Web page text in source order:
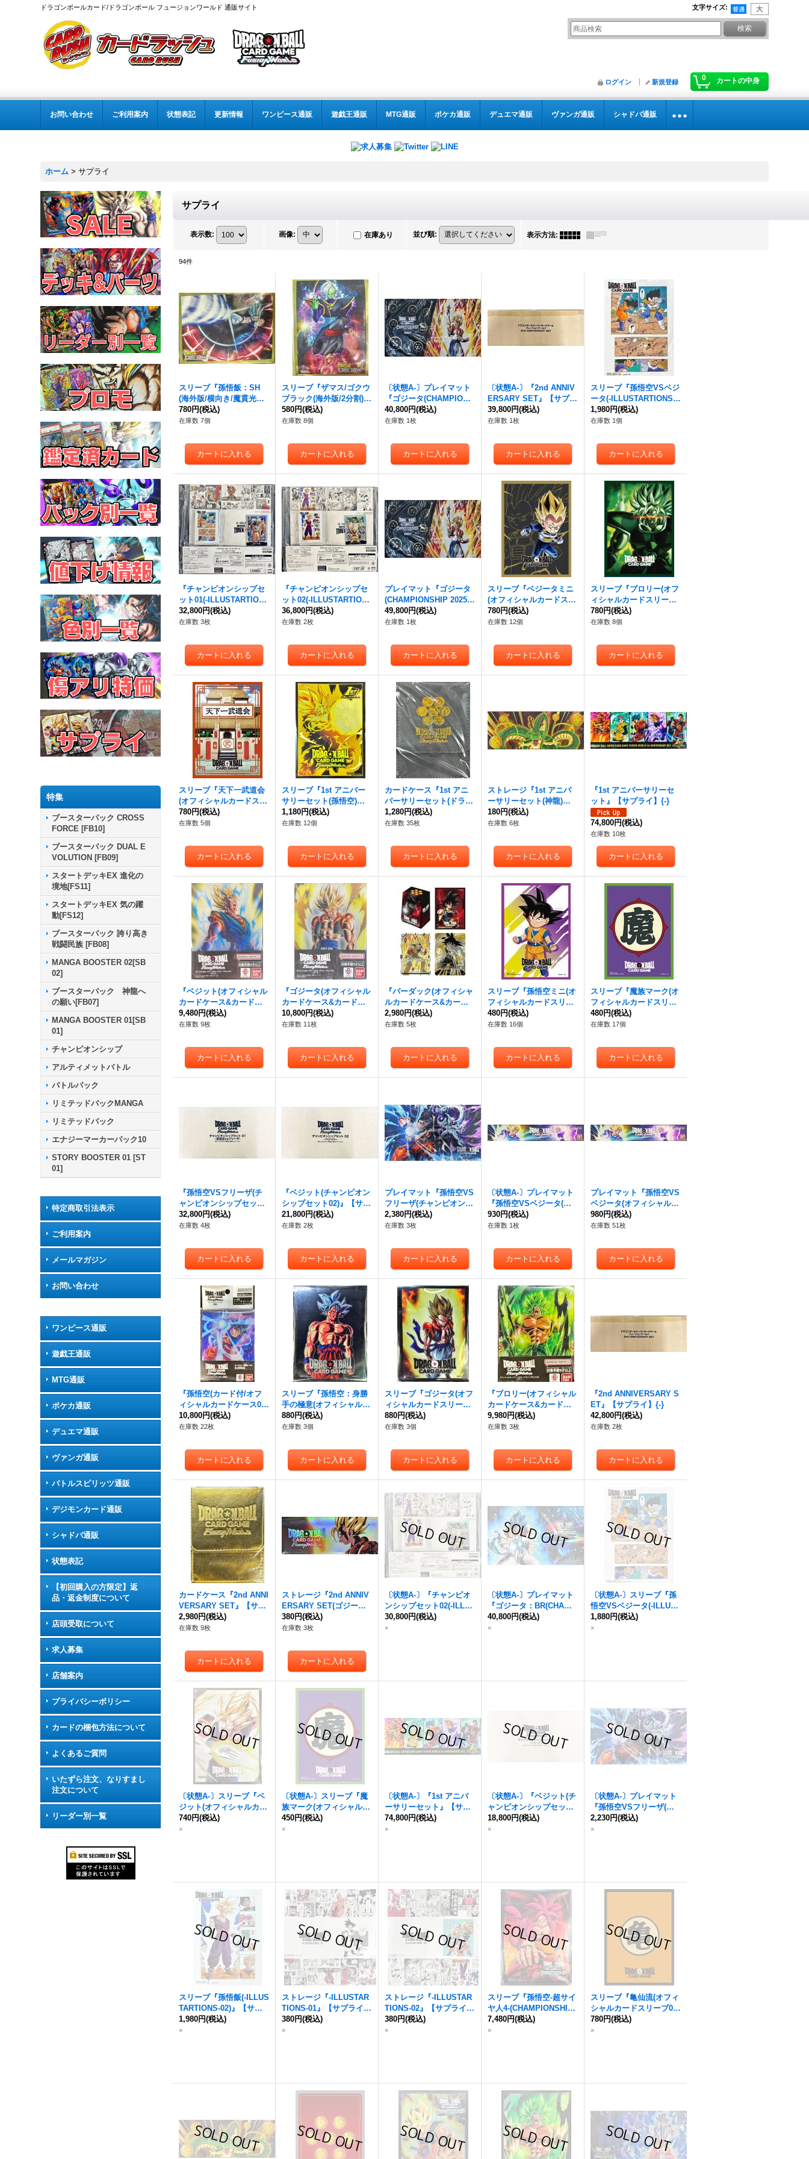
ドラゴンボールカード/ドラゴンボール フュージョンワールド 通販サイト 文字サイズ:
0 カートの中身
ログイン 新規登録
お問い合わせ ご利用案内 状態表記 更新情報 ワンピース通販 遊戯王通販 MTG通販 ポケカ通販 デュエマ通販 ヴァンガ通販 シャドバ通販
ホーム > サプライ
特集
ブースターパック CROSS
FORCE [FB10]
ブースターパック DUAL E
VOLUTION [FB09]
スタートデッキEX 進化の
境地[FS11]
スタートデッキEX 気の躍
動[FS12]
ブースターパック 誇り高き
戦闘民族 [FB08]
MANGA BOOSTER 02[SB
02]
ブースターパック 神龍へ
の願い[FB07]
MANGA BOOSTER 01[SB
01]
チャンピオンシップ
アルティメットバトル
バトルパック
リミテッドパックMANGA
リミテッドパック
エナジーマーカーパック10
STORY BOOSTER 01 [ST
01]
特定商取引法表示
ご利用案内
メールマガジン
お問い合わせ
ワンピース通販
遊戯王通販
MTG通販
ポケカ通販
デュエマ通販
ヴァンガ通販
バトルスピリッツ通販
デジモンカード通販
シャドバ通販
状態表記
【初回購入の方限定】返
品・返金制度について
店頭受取について
求人募集
店舗案内
プライバシーポリシー
カードの梱包方法について
よくあるご質問
いたずら注文、なりすまし
注文について
リーダー別一覧
サプライ
表示数: 画像: 在庫あり 並び順: 表示方法:
94件
スリーブ『孫悟飯：SH
(海外版/横向き/魔貫光殺
砲)』66枚【サプライ】{-}
780円(税込)
在庫数 7個
スリーブ『ザマス/ゴクウ
ブラック(海外版/2分割)』
66枚【サプライ】{-}
580円(税込)
在庫数 8個
〔状態A-〕プレイマット
『ゴジータ(CHAMPIONS
HIP 2025-2026 WAVE
1)』【サプライ】{-}
40,800円(税込)
在庫数 1枚
〔状態A-〕『2nd ANNIV
ERSARY SET』【サプラ
イ】{-}
39,800円(税込)
在庫数 1枚
スリーブ『孫悟空VSベジ
ータ(-ILLUSTARTIONS-0
1)』【サプライ】{-}
1,980円(税込)
在庫数 1個
『チャンピオンシップセ
ット01(-ILLUSTARTION
S-)』【サプライ】{-}
32,800円(税込)
在庫数 3枚
『チャンピオンシップセ
ット02(-ILLUSTARTION
S-)』【サプライ】{-}
36,800円(税込)
在庫数 2枚
プレイマット『ゴジータ
(CHAMPIONSHIP 2025-2
026 WAVE1)』【サプラ
イ】{-}
49,800円(税込)
在庫数 1枚
スリーブ『ベジータミニ
(オフィシャルカードスリ
ーブ03)』【サプライ】{-}
780円(税込)
在庫数 12個
スリーブ『ブロリー(オフ
ィシャルカードスリーブ0
3)』【サプライ】{-}
780円(税込)
在庫数 8個
スリーブ『天下一武道会
(オフィシャルカードスリ
ーブ03)』【サプライ】{-}
780円(税込)
在庫数 5個
スリーブ『1st アニバー
サリーセット(孫悟空)』
【サプライ】{-}
1,180円(税込)
在庫数 12個
カードケース『1st アニ
バーサリーセット(ドラゴ
ンボール)』【サプライ】
{-}
1,280円(税込)
在庫数 35枚
ストレージ『1st アニバ
ーサリーセット(神龍)』
【サプライ】{-}
180円(税込)
在庫数 6枚
『1st アニバーサリーセ
ット』【サプライ】{-}
74,800円(税込)
在庫数 10枚
『ベジット(オフィシャル
カードケース&カードス
リーブセット02)』【サプ
ライ】{-}
9,480円(税込)
在庫数 9枚
『ゴジータ(オフィシャル
カードケース&カードス
リーブセット03)』【サプ
ライ】{-}
10,800円(税込)
在庫数 11枚
『バーダック(オフィシャ
ルカードケース&カード
スリーブセット01)』【サ
プライ】{-}
2,980円(税込)
在庫数 5枚
スリーブ『孫悟空ミニ(オ
フィシャルカードスリー
ブ)』64枚【サプライ】{-}
480円(税込)
在庫数 16個
スリーブ『魔族マーク(オ
フィシャルカードスリー
ブ)』64枚【サプライ】{-}
480円(税込)
在庫数 17個
『孫悟空VSフリーザ(チ
ャンピオンシップセット0
1)』【サプライ】{-}
32,800円(税込)
在庫数 4枚
『ベジット(チャンピオン
シップセット02)』【サプ
ライ】{-}
21,800円(税込)
在庫数 2枚
プレイマット『孫悟空VS
フリーザ(チャンピオンシ
ップセット01)』【サプラ
イ】{-}
2,380円(税込)
在庫数 3枚
〔状態A-〕プレイマット
『孫悟空VSベジータ(オ
フィシャルプレイマット0
1)』【サプライ】{-}
930円(税込)
在庫数 1枚
プレイマット『孫悟空VS
ベジータ(オフィシャルプ
レイマット01)』【サプラ
イ】{-}
980円(税込)
在庫数 51枚
『孫悟空(カード付/オフ
ィシャルカードケース0
1)』【サプライ】{-}
10,800円(税込)
在庫数 22枚
スリーブ『孫悟空：身勝
手の極意(オフィシャルカ
ードスリーブ04)』64枚
【サプライ】{-}
880円(税込)
在庫数 3個
スリーブ『ゴジータ(オフ
ィシャルカードスリーブ0
4)』64枚【サプライ】{-}
880円(税込)
在庫数 3個
『ブロリー(オフィシャル
カードケース&カードス
リーブセット04 )』【サ
プライ】{-}
9,980円(税込)
在庫数 3枚
『2nd ANNIVERSARY S
ET』【サプライ】{-}
42,800円(税込)
在庫数 2枚
カードケース『2nd ANNI
VERSARY SET』【サプ
ライ】{-}
2,980円(税込)
在庫数 9枚
ストレージ『2nd ANNIV
ERSARY SET(ゴジー
タ)』【サプライ】{-}
380円(税込)
在庫数 3枚
〔状態A-〕『チャンピオ
ンシップセット02(-ILLU
STARTIONS-)』【サプラ
イ】{-}
30,800円(税込)
×
〔状態A-〕プレイマット
『ゴジータ：BR(CHAMP
IONSHIP 26-27 WAVE
1)』【サプライ】{-}
40,800円(税込)
×
〔状態A-〕スリーブ『孫
悟空VSベジータ(-ILLUST
ARTIONS-01)』【サプラ
イ】{-}
1,880円(税込)
×
〔状態A-〕スリーブ『ベ
ジット(オフィシャルカー
ドスリーブ02)』64枚【サ
プライ】{-}
740円(税込)
×
〔状態A-〕スリーブ『魔
族マーク(オフィシャルカ
ードスリーブ)』64枚【サ
プライ】{-}
450円(税込)
×
〔状態A-〕『1st アニバ
ーサリーセット』【サプ
ライ】{-}
74,800円(税込)
×
〔状態A-〕『ベジット(チ
ャンピオンシップセット0
2)』【サプライ】{-}
18,800円(税込)
×
〔状態A-〕プレイマット
『孫悟空VSフリーザ(チ
ャンピオンシップセット0
1)』【サプライ】{-}
2,230円(税込)
×
スリーブ『孫悟飯(-ILLUS
TARTIONS-02)』【サプ
ライ】{-}
1,980円(税込)
×
ストレージ『-ILLUSTAR
TIONS-01』【サプライ】
{-}
380円(税込)
×
ストレージ『-ILLUSTAR
TIONS-02』【サプライ】
{-}
380円(税込)
×
スリーブ『孫悟空-超サイ
ヤ人4-(CHAMPIONSHIP
2025-2026 WAVE2)』64
枚【サプライ】{-}
7,480円(税込)
×
スリーブ『亀仙流(オフィ
シャルカードスリーブ0
3)』【サプライ】{-}
780円(税込)
×